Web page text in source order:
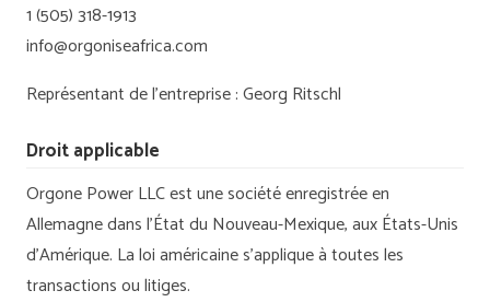
1 (505) 318-1913
info@orgoniseafrica.com
Représentant de l’entreprise : Georg Ritschl
Droit applicable
Orgone Power LLC est une société enregistrée en
Allemagne dans l’État du Nouveau-Mexique, aux États-Unis
d’Amérique. La loiaméricaine s’applique à toutes les
transactions ou litiges.